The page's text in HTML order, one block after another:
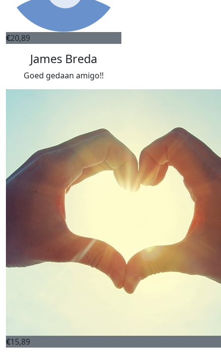
€20,89
James Breda
Goed gedaan amigo!!
€15,89